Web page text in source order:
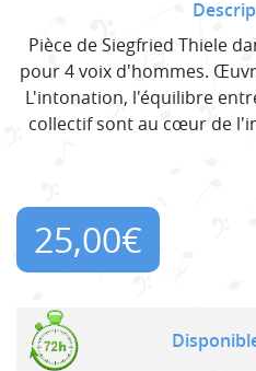
Pièce de Siegfried Thiele
pour 4 voix d'hommes.
L'intonation, l'équilibre
collectif sont au cœur de
25,00€